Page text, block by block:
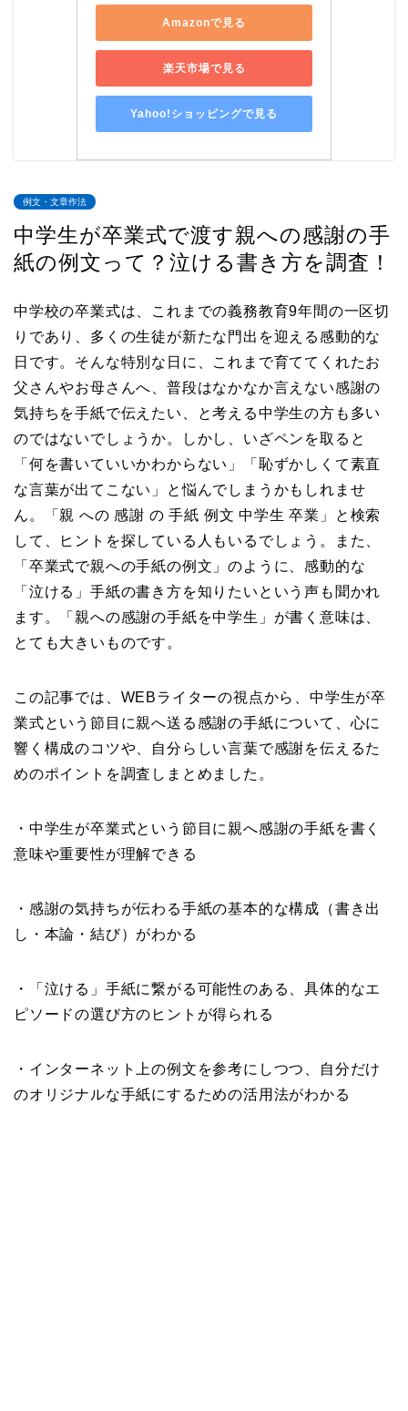
Amazonで見る
楽天市場で見る
Yahoo!ショッピングで見る
例文・文章作法
中学生が卒業式で渡す親への感謝の手
紙の例文って？泣ける書き方を調査！
中学校の卒業式は、これまでの義務教育9年間の一区切
りであり、多くの生徒が新たな門出を迎える感動的な
日です。そんな特別な日に、これまで育ててくれたお
父さんやお母さんへ、普段はなかなか言えない感謝の
気持ちを手紙で伝えたい、と考える中学生の方も多い
のではないでしょうか。しかし、いざペンを取ると
「何を書いていいかわからない」「恥ずかしくて素直
な言葉が出てこない」と悩んでしまうかもしれませ
ん。「親 への 感謝 の 手紙 例文 中学生 卒業」と検索
して、ヒントを探している人もいるでしょう。また、
「卒業式で親への手紙の例文」のように、感動的な
「泣ける」手紙の書き方を知りたいという声も聞かれ
ます。「親への感謝の手紙を中学生」が書く意味は、
とても大きいものです。
この記事では、WEBライターの視点から、中学生が卒
業式という節目に親へ送る感謝の手紙について、心に
響く構成のコツや、自分らしい言葉で感謝を伝えるた
めのポイントを調査しまとめました。
・中学生が卒業式という節目に親へ感謝の手紙を書く
意味や重要性が理解できる
・感謝の気持ちが伝わる手紙の基本的な構成（書き出
し・本論・結び）がわかる
・「泣ける」手紙に繋がる可能性のある、具体的なエ
ピソードの選び方のヒントが得られる
・インターネット上の例文を参考にしつつ、自分だけ
のオリジナルな手紙にするための活用法がわかる